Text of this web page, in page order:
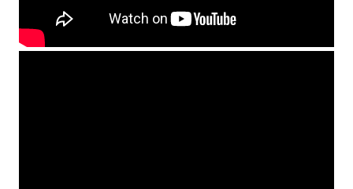
Îndrumători
Doctoranzi